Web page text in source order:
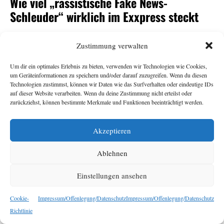
Zustimmung verwalten
Um dir ein optimales Erlebnis zu bieten, verwenden wir Technologien wie Cookies,
um Geräteinformationen zu speichern und/oder darauf zuzugreifen. Wenn du diesen
Technologien zustimmst, können wir Daten wie das Surfverhalten oder eindeutige IDs
auf dieser Website verarbeiten. Wenn du deine Zustimmung nicht erteilst oder
zurückziehst, können bestimmte Merkmale und Funktionen beeinträchtigt werden.
Akzeptieren
Ablehnen
Einstellungen ansehen
Cookie-
Richtlinie
Impressum/Offenlegung/DatenschutzImpressum/Offenlegung/Datenschutz
Schleuder“ wirklich im Exxpress steckt
11. Juni 2026
Exxpress-Herausgeberin Eva Schütz war eine von vielen
Überraschungskandidat:innen für denORF-
Generalsposten. Armin Wolf tat auf der Plattform Bluesky
seine Ratlosigkeit über ihre Nominierung durch den
Stiftungsrat kund und bezeichnete denExxpressals„rechte,
rassistische Fake News-Schleuder“. Das sorgte für
Empörung, vor allem beimExxpress. Dabei sollte der
Redaktion ihr eigener Umgang mit Falschnachrichten und